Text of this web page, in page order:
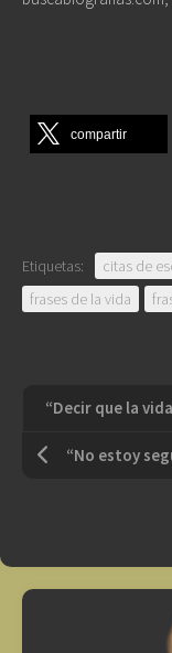
compartir
Etiquetas: citas de
frases de la vida